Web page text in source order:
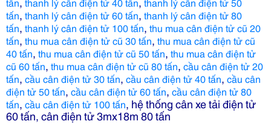
tấn, thanh lý cân điện tử 60 tấn, thanh lý cân điện tử 80
tấn, thanh lý cân điện tử 100 tấn, thu mua cân điện tử cũ 20
tấn, thu mua cân điện tử cũ 30 tấn, thu mua cân điện tử cũ
40 tấn, thu mua cân điện tử cũ 50 tấn, thu mua cân điện tử
cũ 60 tấn, thu mua cân điện tử cũ 80 tấn, cầu cân điện tử 20
tấn, cầu cân điện tử 30 tấn, cầu cân điện tử 40 tấn, cầu cân
điện tử 50 tấn, cầu cân điện tử 60 tấn, cầu cân điện tử 80
tấn, cầu cân điện tử 100 tấn, hệ thống cân xe tải điện tử
60 tấn, cân điện tử 3mx18m 80 tấn